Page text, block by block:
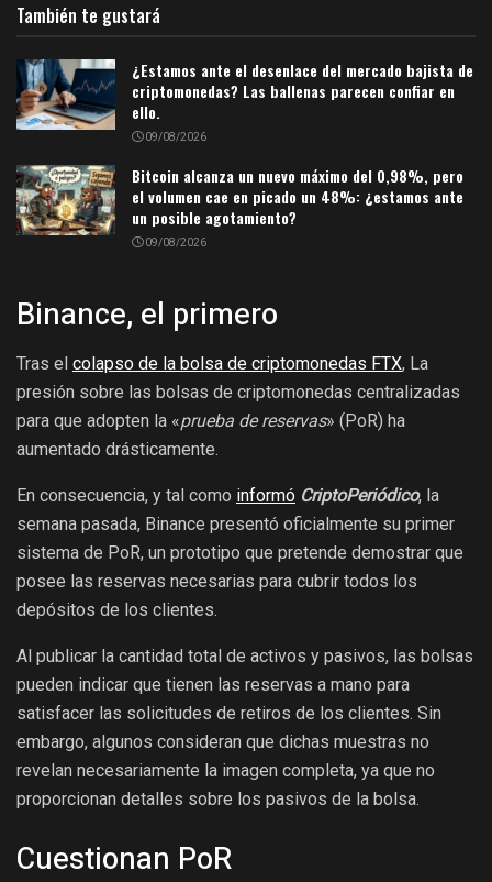
También te gustará
¿Estamos ante el desenlace del mercado bajista de
criptomonedas? Las ballenas parecen confiar en
ello.
09/08/2026
Bitcoin alcanza un nuevo máximo del 0,98%, pero
el volumen cae en picado un 48%: ¿estamos ante
un posible agotamiento?
09/08/2026
Binance, el primero
Tras el colapso de la bolsa de criptomonedas FTX, La
presión sobre las bolsas de criptomonedas centralizadas
para que adopten la «prueba de reservas» (PoR) ha
aumentado drásticamente.
En consecuencia, y tal como informó CriptoPeriódico, la
semana pasada, Binance presentó oficialmente su primer
sistema de PoR, un prototipo que pretende demostrar que
posee las reservas necesarias para cubrir todos los
depósitos de los clientes.
Al publicar la cantidad total de activos y pasivos, las bolsas
pueden indicar que tienen las reservas a mano para
satisfacer las solicitudes de retiros de los clientes. Sin
embargo, algunos consideran que dichas muestras no
revelan necesariamente la imagen completa, ya que no
proporcionan detalles sobre los pasivos de la bolsa.
Cuestionan PoR